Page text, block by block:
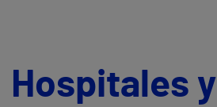
Hospitales